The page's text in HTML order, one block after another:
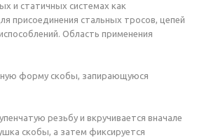
и статичных системах как
присоединения стальных тросов, цепей
Область применения
форму скобы, запирающуюся
резьбу и вкручивается вначале
скобы, а затем фиксируется